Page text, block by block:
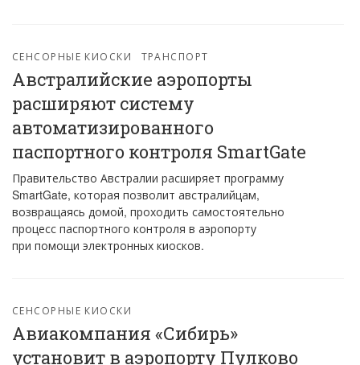
СЕНСОРНЫЕ КИОСКИ ТРАНСПОРТ
Австралийские аэропорты
расширяют систему
автоматизированного
паспортного контроля SmartGate
Правительство Австралии расширяет программу
SmartGate, которая позволит австралийцам,
возвращаясь домой, проходить самостоятельно
процесс паспортного контроля в аэропорту
при помощи электронных киосков.
СЕНСОРНЫЕ КИОСКИ
Авиакомпания «Сибирь»
установит в аэропорту Пулково